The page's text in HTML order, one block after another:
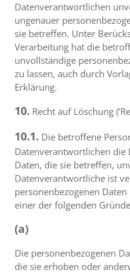
Datenverantwortlichen
ungenauer
sie betreffen. Unter
Verarbeitung hat die
unvollständige
zu lassen, auch durch
Erklärung.
10. Recht auf Löschung
10.1. Die betroffene
Datenverantwortlichen die
Daten, die sie betreffen,
Datenverantwortliche ist
personenbezogenen
einer der folgenden
(a)
Die personenbezogenen
die sie erhoben oder